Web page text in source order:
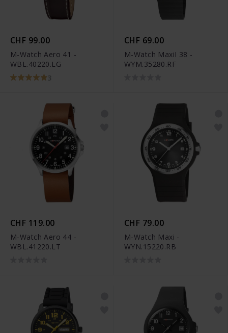
CHF 99.00
M-Watch Aero 41 -
WBL.40220.LG
3
CHF 69.00
M-Watch MaxiI 38 -
WYM.35280.RF
CHF 119.00
M-Watch Aero 44 -
WBL.41220.LT
CHF 79.00
M-Watch Maxi -
WYN.15220.RB